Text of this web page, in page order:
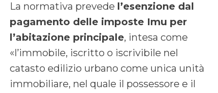
La normativa prevede l’esenzione dal
pagamento delle imposte Imu per
l’abitazione principale, intesa come
«l’immobile, iscritto o iscrivibile nel
catasto edilizio urbano come unica unità
immobiliare, nel quale il possessore e il